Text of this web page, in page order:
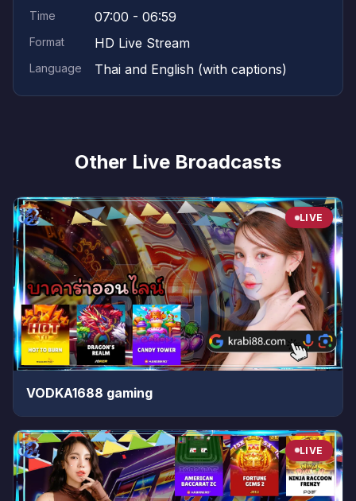
Time 07:00 - 06:59
Format HD Live Stream
Language Thai and English (with captions)
Other Live Broadcasts
LIVE
VODKA1688 gaming
LIVE